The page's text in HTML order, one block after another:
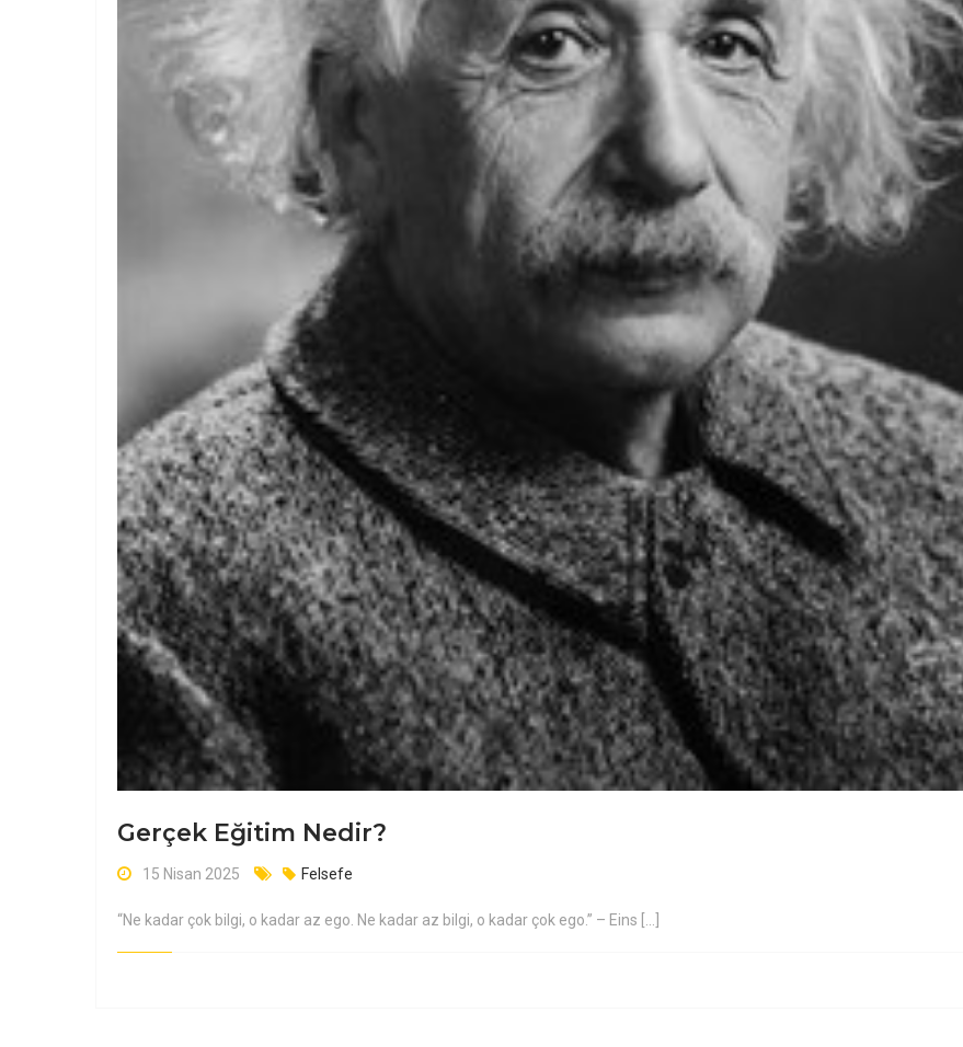
Gerçek Eğitim Nedir?
15 Nisan 2025 Felsefe
“Ne kadar çok bilgi, o kadar az ego. Ne kadar az bilgi, o kadar çok ego.” – Eins [...]